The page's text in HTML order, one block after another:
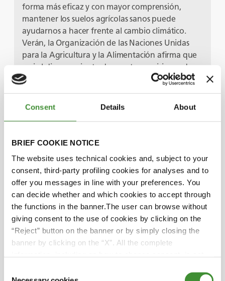
Consent Details About
BRIEF COOKIE NOTICE
The website uses technical cookies and, subject to your
consent, third-party profiling cookies for analyses and to
offer you messages in line with your preferences. You
can decide whether and which cookies to accept through
the functions in the banner.The user can browse without
giving consent to the use of cookies by clicking on the
“Reject” button on the banner or by simply closing the
banner by clicking on the “X”. All the complete
forma más eficaz y con mayor comprensión,
mantener los suelos agrícolas sanos puede
ayudarnos a hacer frente al cambio climático.
Verán, la Organización de las Naciones Unidas
para la Agricultura y la Alimentación afirma que
casi el diez por ciento de nuestras emisiones de
carbono podrían secuestrarse - capturarse y
encerrarse - en los suelos agrícolas en los
próximos 25 años.
nuestra segunda invitada. Es investigadora
Estados Unidos. ¡Bienvenida, Dianna Bagnall!
Hola Ann Helena, Hola Adrian
Nos alegramos de tenerte aquí con nosotros.
Estamos impacientes por escuchar lo que tienes
que decirle a Adrian. Te dejo en sus capaces
manos.